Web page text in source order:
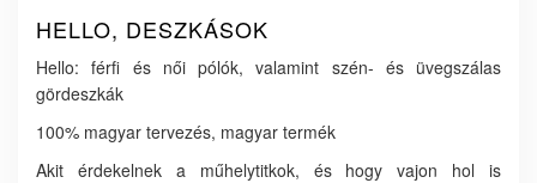
HELLO, DESZKÁSOK
Hello: férfi és női pólók, valamint szén- és üvegszálas
gördeszkák
100% magyar tervezés, magyar termék
Akit érdekelnek a műhelytitkok, és hogy vajon hol is